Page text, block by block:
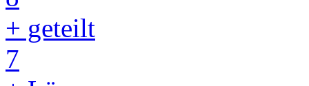
+ geteilt
7